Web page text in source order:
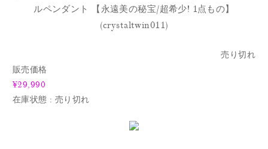
ルペンダント 【永遠美の秘宝/超希少! 1点もの】
(crystaltwin011)
売り切れ
販売価格
¥29,990
在庫状態 : 売り切れ